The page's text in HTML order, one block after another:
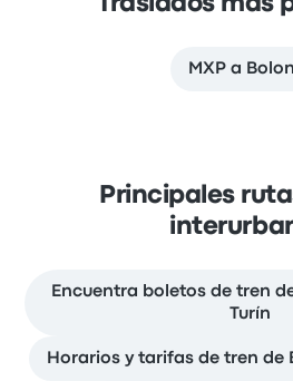
MXP a
Principales
Encuentra boletos de tren
Turín
Horarios y tarifas de tren de